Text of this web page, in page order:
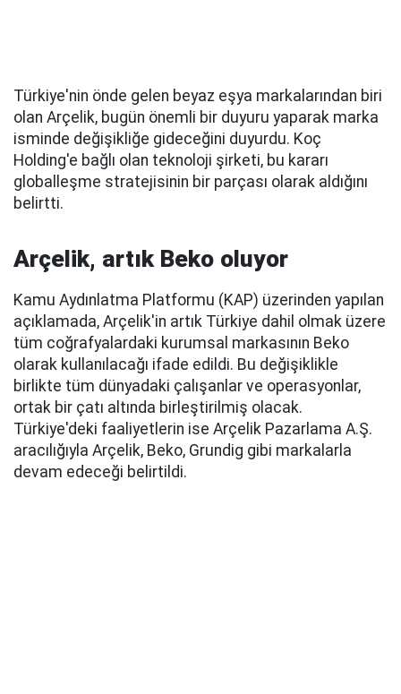
Türkiye'nin önde gelen beyaz eşya markalarından biri
olan Arçelik, bugün önemli bir duyuru yaparak marka
isminde değişikliğe gideceğini duyurdu. Koç
Holding'e bağlı olan teknoloji şirketi, bu kararı
globalleşme stratejisinin bir parçası olarak aldığını
belirtti.
Arçelik, artık Beko oluyor
Kamu Aydınlatma Platformu (KAP) üzerinden yapılan
açıklamada, Arçelik'in artık Türkiye dahil olmak üzere
tüm coğrafyalardaki kurumsal markasının Beko
olarak kullanılacağı ifade edildi. Bu değişiklikle
birlikte tüm dünyadaki çalışanlar ve operasyonlar,
ortak bir çatı altında birleştirilmiş olacak.
Türkiye'deki faaliyetlerin ise Arçelik Pazarlama A.Ş.
aracılığıyla Arçelik, Beko, Grundig gibi markalarla
devam edeceği belirtildi.